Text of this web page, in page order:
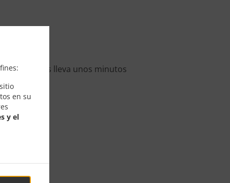
en su
y el
listo. Nos lleva unos minutos